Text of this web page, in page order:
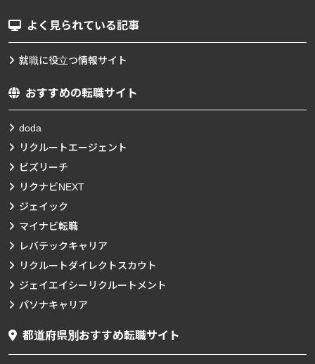
よく見られている記事
就職に役立つ情報サイト
おすすめの転職サイト
doda
リクルートエージェント
ビズリーチ
リクナビNEXT
ジェイック
マイナビ転職
レバテックキャリア
リクルートダイレクトスカウト
ジェイエイシーリクルートメント
パソナキャリア
都道府県別おすすめ転職サイト